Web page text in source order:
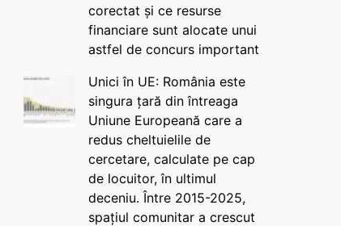
corectat și ce resurse
financiare sunt alocate unui
astfel de concurs important
Unici în UE: România este
singura țară din întreaga
Uniune Europeană care a
redus cheltuielile de
cercetare, calculate pe cap
de locuitor, în ultimul
deceniu. Între 2015-2025,
spațiul comunitar a crescut